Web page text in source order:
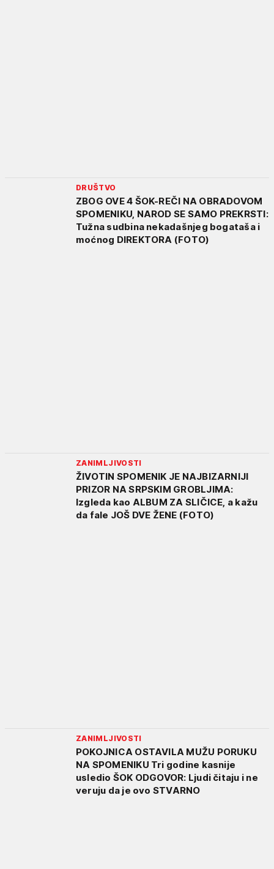
DRUŠTVO
ZBOG OVE 4 ŠOK-REČI NA OBRADOVOM
SPOMENIKU, NAROD SE SAMO PREKRSTI:
Tužna sudbina nekadašnjeg bogataša i
moćnog DIREKTORA (FOTO)
ZANIMLJIVOSTI
ŽIVOTIN SPOMENIK JE NAJBIZARNIJI
PRIZOR NA SRPSKIM GROBLJIMA:
Izgleda kao ALBUM ZA SLIČICE, a kažu
da fale JOŠ DVE ŽENE (FOTO)
ZANIMLJIVOSTI
POKOJNICA OSTAVILA MUŽU PORUKU
NA SPOMENIKU Tri godine kasnije
usledio ŠOK ODGOVOR: Ljudi čitaju i ne
veruju da je ovo STVARNO